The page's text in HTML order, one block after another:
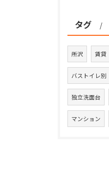
タグ
所沢 賃貸
バストイレ別
独立洗面台
マンション